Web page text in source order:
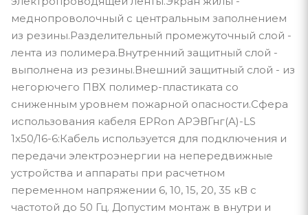
меднопроволочный с центральным заполнением
из резины.Разделительный промежуточный слой -
лента из полимера.Внутренний защитный слой -
выполнена из резины.Внешний защитный слой - из
негорючего ПВХ полимер-пластиката со
сниженным уровнем пожарной опасности.Сфера
использования кабеля EPRon АРЭВГнг(A)-LS
1x50/16-6:Кабель используется для подключения и
передачи электроэнергии на непередвижные
устройства и аппараты при расчетном
переменном напряжении 6, 10, 15, 20, 35 кВ с
частотой до 50 Гц. Допустим монтаж в внутри и